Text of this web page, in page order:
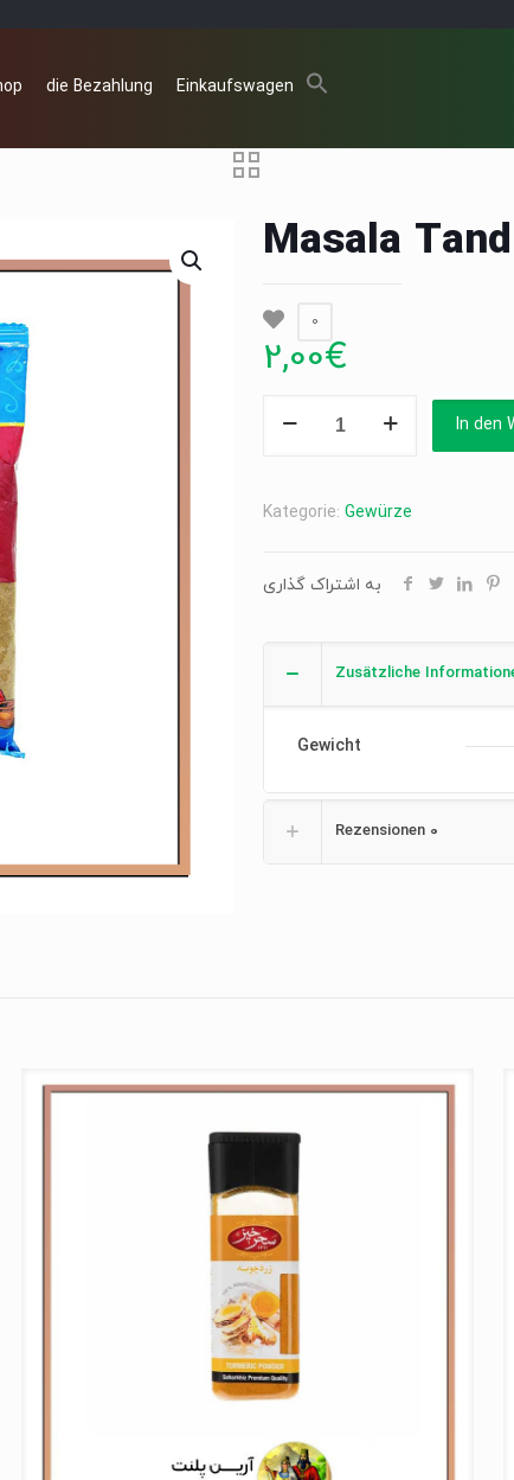
die Bezahlung Einkaufswagen
Masala
0
2,00€
Tanduri(TRS)
In den
Kategorie: Gewürze
به اشتراک گذاری
Zusätzliche
Gewicht
Rezensionen 0